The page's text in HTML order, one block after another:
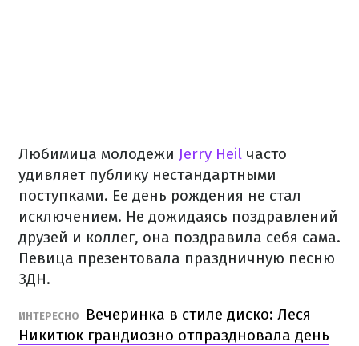
Любимица молодежи Jerry Heil часто
удивляет публику нестандартными
поступками. Ее день рождения не стал
исключением. Не дожидаясь поздравлений
друзей и коллег, она поздравила себя сама.
Певица презентовала праздничную песню
ЗДН.
ИНТЕРЕСНО
Вечеринка в стиле диско: Леся
Никитюк грандиозно отпраздновала день